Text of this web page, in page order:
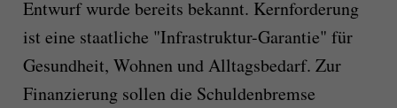
Entwurf wurde bereits bekannt. Kernforderung
ist eine staatliche "Infrastruktur-Garantie" für
Gesundheit, Wohnen und Alltagsbedarf. Zur
Finanzierung sollen die Schuldenbremse